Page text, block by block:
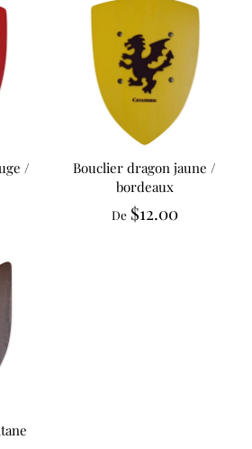
/
Bouclier dragon jaune /
bordeaux
De $12.00